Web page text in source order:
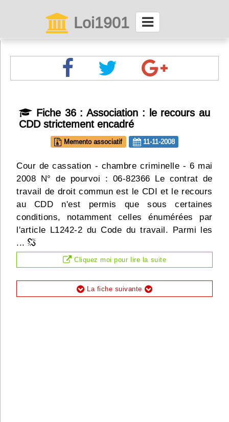
Loi1901
Menu général
ServiceAsso
Partager
VieAsso
Infos
Divers
Abo Lettrasso
Fiche 36 : Association : le recours au
CDD strictement encadré
Memento associatif 11-11-2008
Cour de cassation - chambre criminelle - 6 mai
2008 N° de pourvoi : 06-82366 Le contrat de
travail de droit commun est le CDI et le recours
au CDD n'est permis que sous certaines
conditions, notamment celles énumérées par
l'article L1242-2 du Code du travail. Parmi les
...
Cliquez moi pour lire la suite
La fiche suivante